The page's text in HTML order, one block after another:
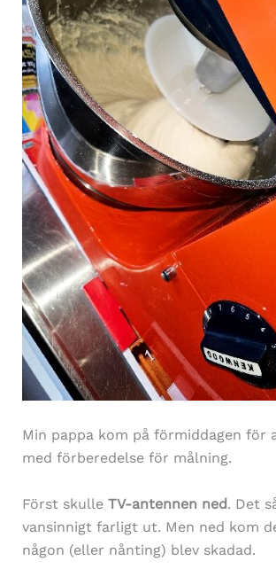
Min pappa kom på förmiddagen för
med förberedelse för målning.
Först skulle TV-antennen ned. Det
vansinnigt farligt ut. Men ned kom
någon (eller nånting) blev skadad.